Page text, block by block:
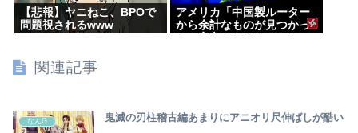
【悲報】ヤニねこ、BPOで
問題視されるwww
アメリカ「中国製ルーター
から余計なものが見つかっ
た」高市どうするのこれ
関連記事
なんG 鬼滅の刃柱稽古編あまりにアニオリ尺伸ばしが酷い